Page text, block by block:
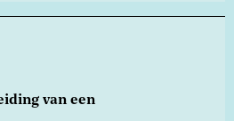
van een